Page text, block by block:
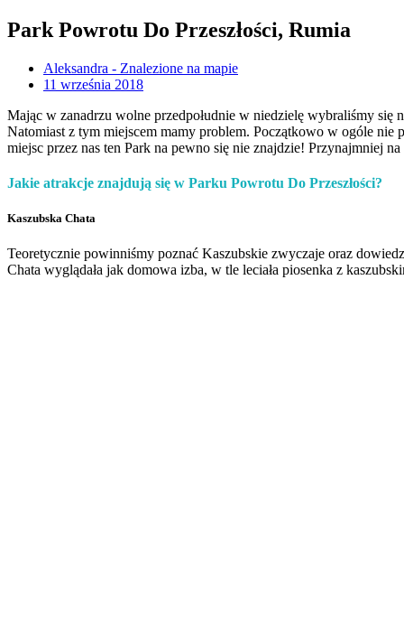
Park Powrotu Do Przeszłości, Rumia
Aleksandra - Znalezione na mapie
11 września 2018
Mając w zanadrzu wolne przedpołudnie w niedzielę wybraliśmy
Natomiast z tym miejscem mamy problem. Początkowo w ogóle
miejsc przez nas ten Park na pewno się nie znajdzie! Przynajmniej
Jakie atrakcje znajdują się w Parku Powrotu Do Przeszłości?
Kaszubska Chata
Teoretycznie powinniśmy poznać Kaszubskie zwyczaje oraz
Chata wyglądała jak domowa izba, w tle leciała piosenka z